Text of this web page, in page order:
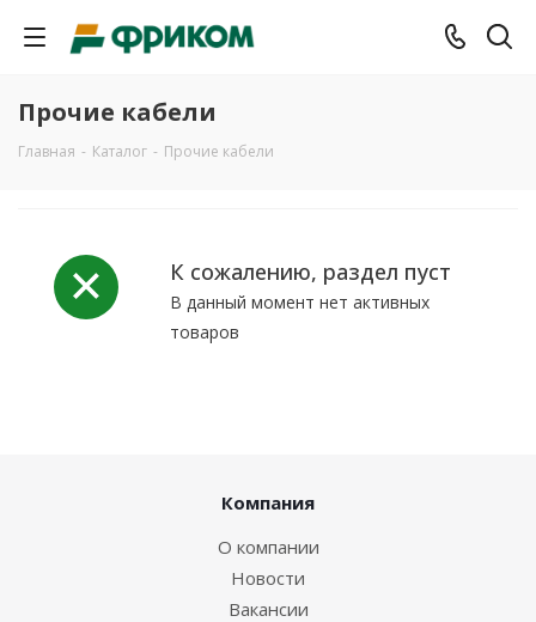
Прочие кабели
Главная - Каталог - Прочие кабели
К сожалению, раздел пуст
В данный момент нет активных
товаров
Компания
О компании
Новости
Вакансии